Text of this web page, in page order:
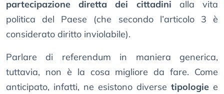
partecipazione diretta dei cittadini alla vita
politica del Paese (che secondo l’articolo 3 è
considerato diritto inviolabile).
Parlare di referendum in maniera generica,
tuttavia, non è la cosa migliore da fare. Come
anticipato, infatti, ne esistono diverse tipologie e